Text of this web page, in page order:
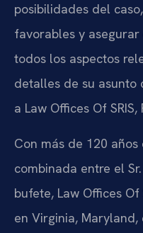
posibilidades del
favorables y
todos los aspectos
detalles de su asunto
a Law Offices Of
Con más de 120
combinada entre el
bufete, Law Offices Of
en Virginia,